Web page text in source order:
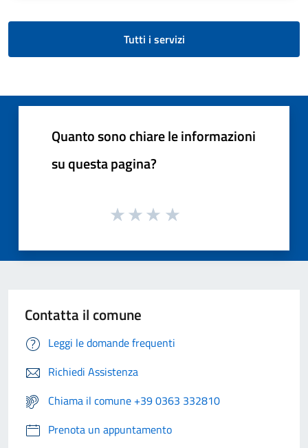
Tutti i servizi
Quanto sono chiare le informazioni
su questa pagina?
Contatta il comune
Leggi le domande frequenti
Richiedi Assistenza
Chiama il comune +39 0363 332810
Prenota un appuntamento